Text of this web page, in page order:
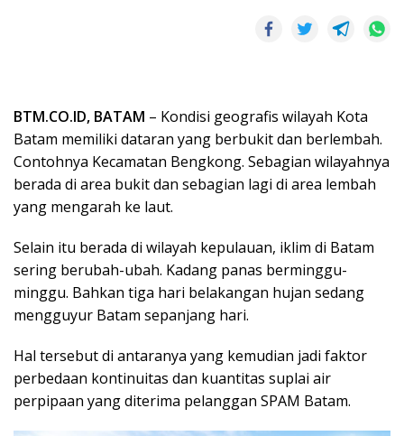
BTM.CO.ID, BATAM – Kondisi geografis wilayah Kota
Batam memiliki dataran yang berbukit dan berlembah.
Contohnya Kecamatan Bengkong. Sebagian wilayahnya
berada di area bukit dan sebagian lagi di area lembah
yang mengarah ke laut.
Selain itu berada di wilayah kepulauan, iklim di Batam
sering berubah-ubah. Kadang panas berminggu-
minggu. Bahkan tiga hari belakangan hujan sedang
mengguyur Batam sepanjang hari.
Hal tersebut di antaranya yang kemudian jadi faktor
perbedaan kontinuitas dan kuantitas suplai air
perpipaan yang diterima pelanggan SPAM Batam.